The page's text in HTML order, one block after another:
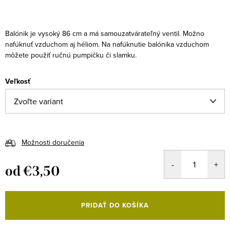
Balónik je vysoký 86 cm a má samouzatvárateľný ventil. Možno
nafúknuť vzduchom aj héliom. Na nafúknutie balónika vzduchom
môžete použiť ručnú pumpičku či slamku.
Veľkosť
Možnosti doručenia
od€3,50
cena:
PRIDAŤ DO KOŠÍKA